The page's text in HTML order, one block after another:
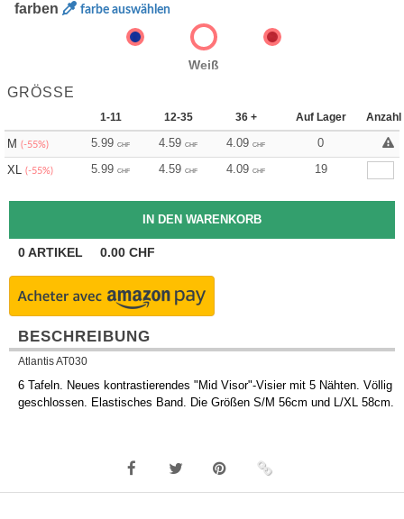
farben farbe auswählen
Weiß
GRÖSSE
1-11 12-35 36 + Auf Lager Anzahl
M (-55%) 5.99 CHF 4.59 CHF 4.09 CHF
0
XL (-55%) 5.99 CHF 4.59 CHF 4.09 CHF 19
0ARTIKEL 0.00 CHF
BESCHREIBUNG
Atlantis AT030
6 Tafeln. Neues kontrastierendes "Mid Visor"-Visier mit 5 Nähten. Völlig
geschlossen. Elastisches Band. Die Größen S/M 56cm und L/XL 58cm.